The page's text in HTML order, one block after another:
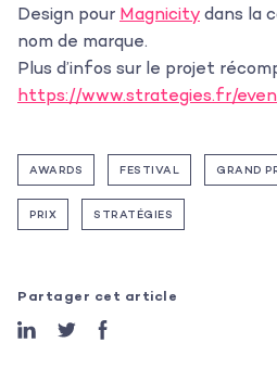
L’agence
Les actualités
L’équipe
Design pour Magnicity dans la
nom de marque.
Plus d’infos sur le projet
https://www.strategies.fr/
AWARDS FESTIVAL GRAND
PRIX STRATÉGIES
Partager cet article